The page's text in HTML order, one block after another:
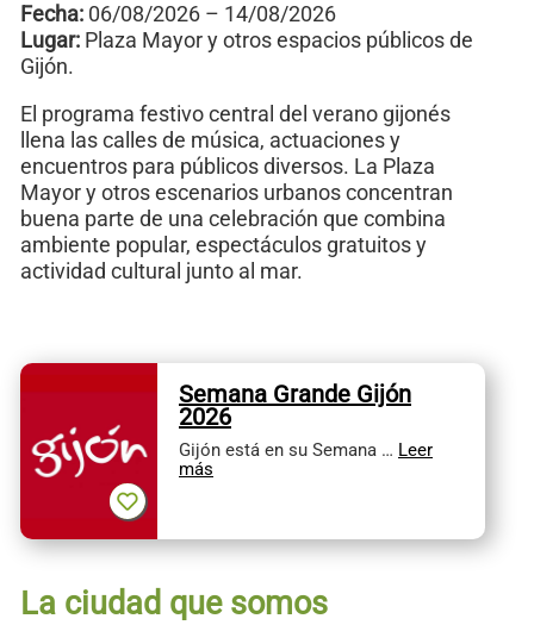
Fecha: 06/08/2026 – 14/08/2026
Lugar: Plaza Mayor y otros espacios públicos de
Gijón.
El programa festivo central del verano gijonés
llena las calles de música, actuaciones y
encuentros para públicos diversos. La Plaza
Mayor y otros escenarios urbanos concentran
buena parte de una celebración que combina
ambiente popular, espectáculos gratuitos y
actividad cultural junto al mar.
Semana Grande Gijón
2026
Gijón está en su Semana … Leer
más
La ciudad que somos